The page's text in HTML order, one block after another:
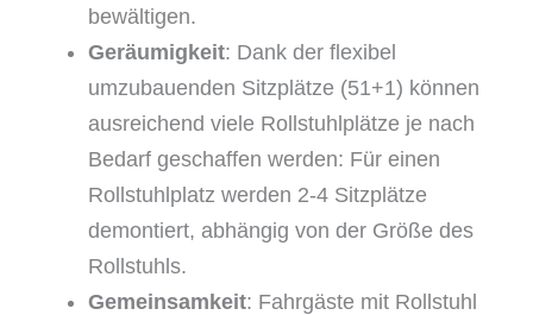
bewältigen.
Geräumigkeit: Dank der flexibel
umzubauenden Sitzplätze (51+1) können
ausreichend viele Rollstuhlplätze je nach
Bedarf geschaffen werden: Für einen
Rollstuhlplatz werden 2-4 Sitzplätze
demontiert, abhängig von der Größe des
Rollstuhls.
Gemeinsamkeit: Fahrgäste mit Rollstuhl